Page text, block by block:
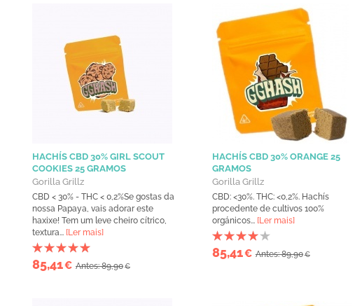
HACHÍS CBD 30% GIRL SCOUT
COOKIES 25 GRAMOS
Gorilla Grillz
CBD < 30% - THC < 0,2%Se gostas da
nossa Papaya, vais adorar este
haxixe! Tem um leve cheiro cítrico,
textura... [Ler mais]
85,41€ Antes: 89,90€
HACHÍS CBD 30% ORANGE 25
GRAMOS
Gorilla Grillz
CBD: <30%. THC: <0,2%. Hachís
procedente de cultivos 100%
orgánicos... [Ler mais]
85,41€ Antes: 89,90€